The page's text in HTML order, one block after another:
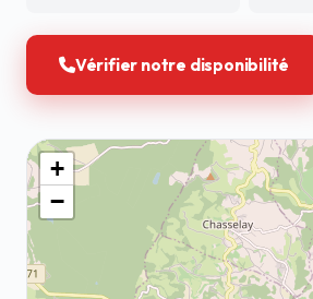
Vérifier notre disponibilité
+
−